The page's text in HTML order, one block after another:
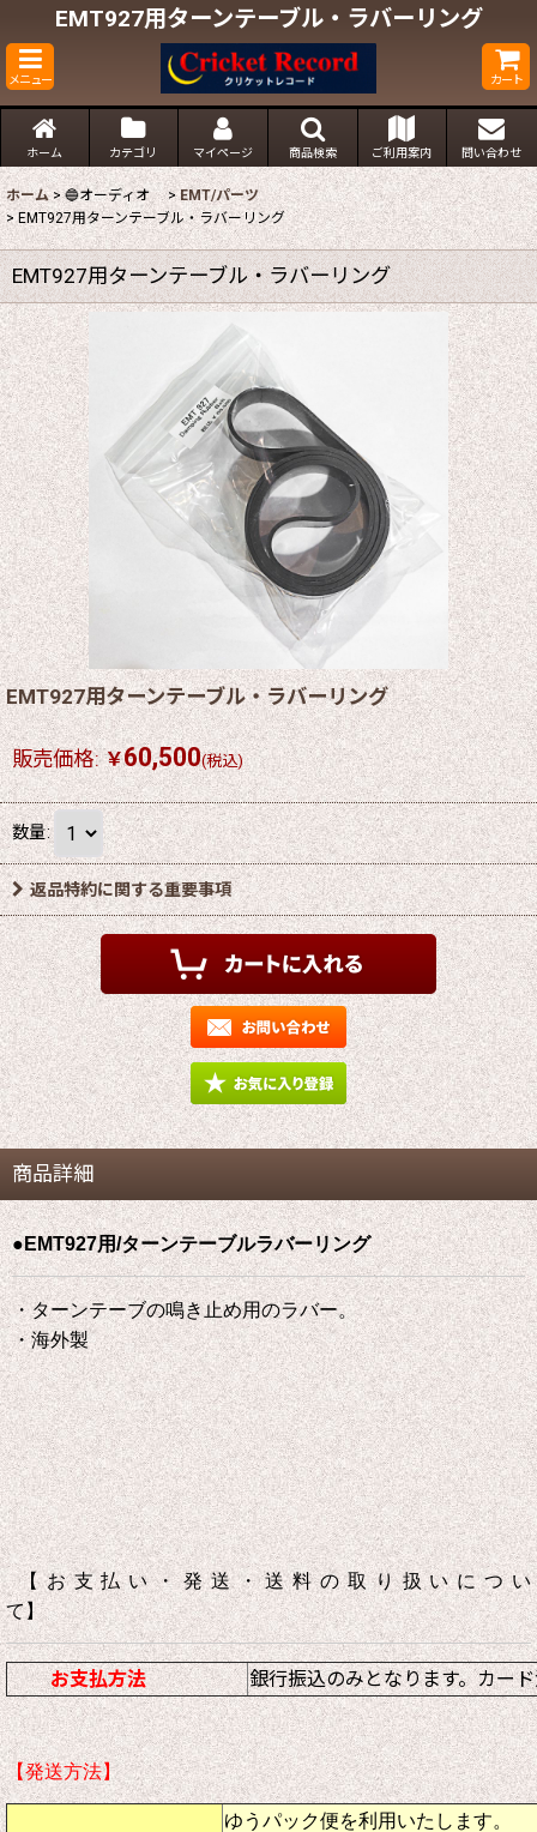
EMT927用ターンテーブル・ラバーリング
メニュー カート
ホーム カテゴリ マイページ 商品検索 ご利用案内 問い合わせ
ホーム > 🔵オーディオ > EMT/パーツ
> EMT927用ターンテーブル・ラバーリング
EMT927用ターンテーブル・ラバーリング
EMT927用ターンテーブル・ラバーリング
販売価格: ￥60,500(税込)
数量:
返品特約に関する重要事項
商品詳細
●EMT927用/ターンテーブルラバーリング
・ターンテーブの鳴き止め用のラバー。
・海外製
【お支払い・発送・送料の取り扱いについ
て】
お支払方法 銀行振込のみとなります。カー
【発送方法】
ゆうパック便を利用いたします。